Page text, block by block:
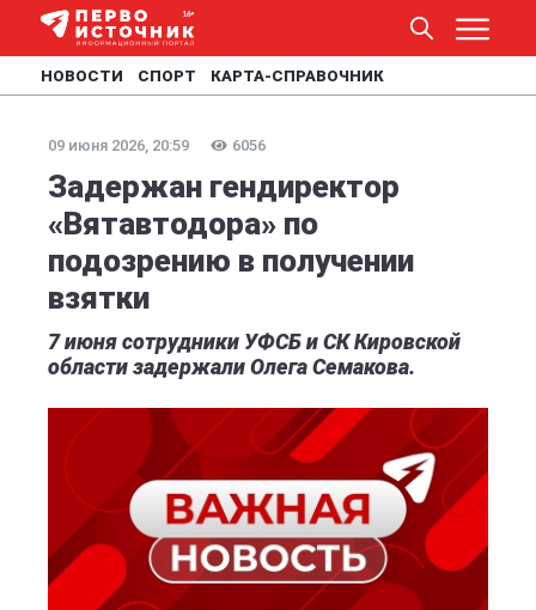
НОВОСТИ СПОРТ КАРТА-СПРАВОЧНИК
09 июня 2026, 20:59 6056
Задержан гендиректор
«Вятавтодора» по
подозрению в получении
взятки
7 июня сотрудники УФСБ и СК Кировской
области задержали Олега Семакова.